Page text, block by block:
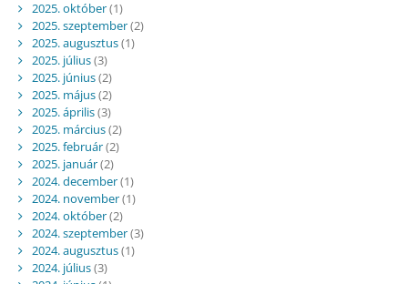
2025. október(1)
2025. szeptember(2)
2025. augusztus(1)
2025. július(3)
2025. június(2)
2025. május(2)
2025. április(3)
2025. március(2)
2025. február(2)
2025. január(2)
2024. december(1)
2024. november(1)
2024. október(2)
2024. szeptember(3)
2024. augusztus(1)
2024. július(3)